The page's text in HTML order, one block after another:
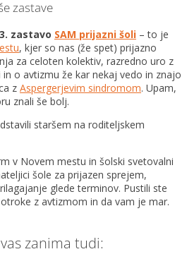
zastave
3. zastavo SAM prijazni šoli – to je
, kjer so nas (že spet) prijazno
za celoten kolektiv, razredno uro z
o avtizmu že kar nekaj vedo in znajo
z Aspergerjevim sindromom. Upam,
znali še bolj.
staršem na roditeljskem
v Novem mestu in šolski svetovalni
šole za prijazen sprejem,
glede terminov. Pustili ste
z avtizmom in da vam je mar.
zanima tudi: